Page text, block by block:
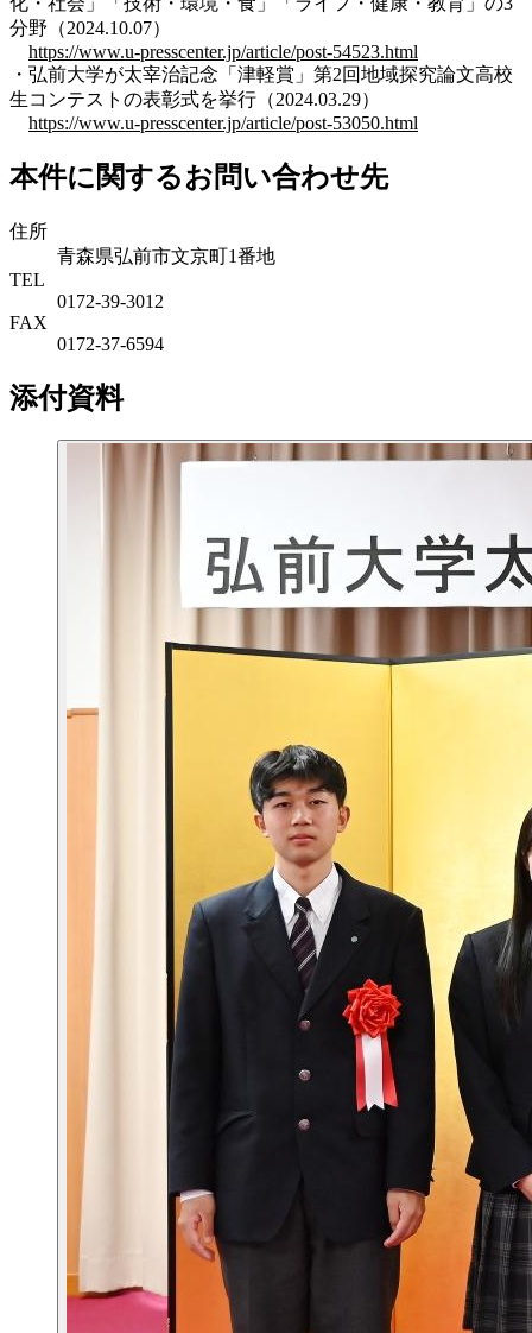
分野（2024.10.07）
https://www.u-presscenter.jp/article/post-54523.html
・弘前大学が太宰治記念「津軽賞」第2回地域探究論文高校
生コンテストの表彰式を挙行（2024.03.29）
https://www.u-presscenter.jp/article/post-53050.html
本件に関するお問い合わせ先
住所
青森県弘前市文京町1番地
TEL
0172-39-3012
FAX
0172-37-6594
添付資料